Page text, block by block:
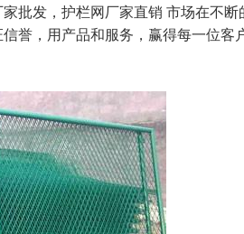
批发，护栏网厂家直销 市场在不
誉，用产品和服务，赢得每一位